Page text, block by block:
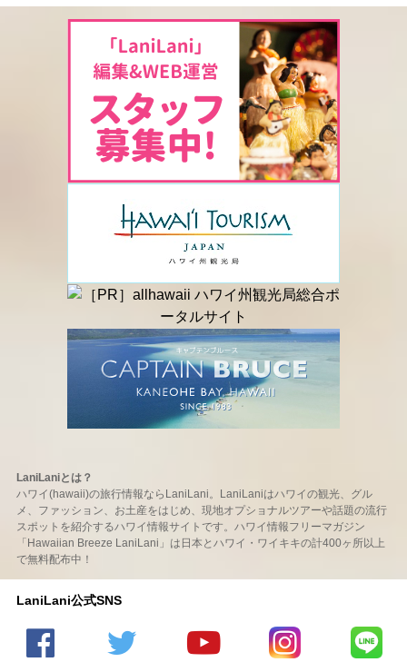
LaniLaniとは？
ハワイ(hawaii)の旅行情報ならLaniLani。LaniLaniはハワイの観光、グル
メ、ファッション、お土産をはじめ、現地オプショナルツアーや話題の流行
スポットを紹介するハワイ情報サイトです。ハワイ情報フリーマガジン
「Hawaiian Breeze LaniLani」は日本とハワイ・ワイキキの計400ヶ所以上
で無料配布中！
LaniLani公式SNS